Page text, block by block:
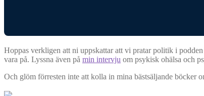
Hoppas verkligen att ni uppskattar att vi pratar politik i
vara på. Lyssna även på min intervju om psykisk ohälsa och
Och glöm förresten inte att kolla in mina bästsäljande böcker